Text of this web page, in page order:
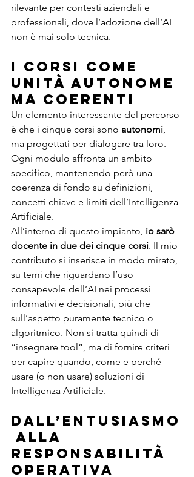
rilevante per contesti aziendali e
professionali, dove l’adozione dell’AI
non è mai solo tecnica.
I corsi come
unità autonome
ma coerenti
Un elemento interessante del percorso
è che i cinque corsi sono autonomi,
ma progettati per dialogare tra loro.
Ogni modulo affronta un ambito
specifico, mantenendo però una
coerenza di fondo su definizioni,
concetti chiave e limiti dell’Intelligenza
Artificiale.
All’interno di questo impianto, io sarò
docente in due dei cinque corsi. Il mio
contributo si inserisce in modo mirato,
su temi che riguardano l’uso
consapevole dell’AI nei processi
informativi e decisionali, più che
sull’aspetto puramente tecnico o
algoritmico. Non si tratta quindi di
“insegnare tool”, ma di fornire criteri
per capire quando, come e perché
usare (o non usare) soluzioni di
Intelligenza Artificiale.
Dall’entusiasmo
alla
responsabilità
operativa